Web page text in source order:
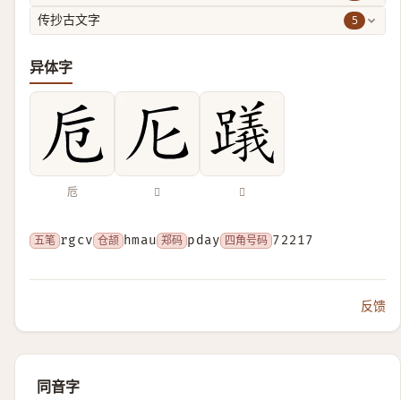
传抄古文字 5
异体字
卮 𠨬 𨆋
五笔 rgcv 仓颉 hmau 郑码 pday 四角号码 72217
反馈
同音字